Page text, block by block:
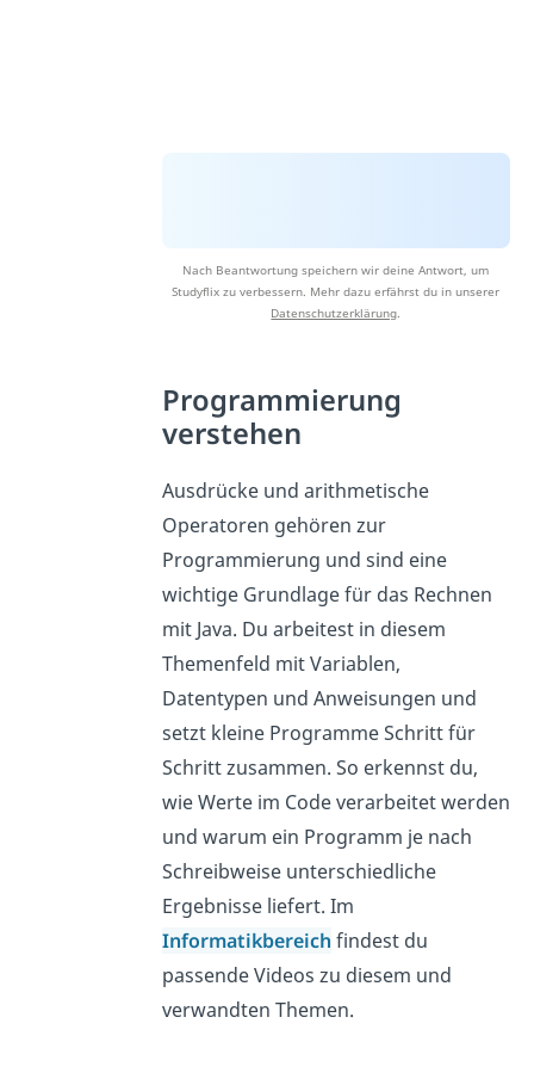
Nach Beantwortung speichern wir deine Antwort, um
Studyflix zu verbessern. Mehr dazu erfährst du in unserer
Datenschutzerklärung.
Programmierung
verstehen
Ausdrücke und arithmetische
Operatoren gehören zur
Programmierung und sind eine
wichtige Grundlage für das Rechnen
mit Java. Du arbeitest in diesem
Themenfeld mit Variablen,
Datentypen und Anweisungen und
setzt kleine Programme Schritt für
Schritt zusammen. So erkennst du,
wie Werte im Code verarbeitet werden
und warum ein Programm je nach
Schreibweise unterschiedliche
Ergebnisse liefert. Im
Informatikbereich findest du
passende Videos zu diesem und
verwandten Themen.